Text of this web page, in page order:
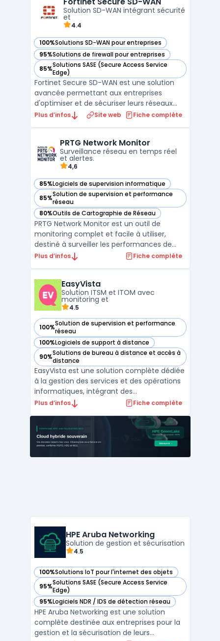
alertes en temps réel, des visualisations
graphiqu ...Solution SD-WAN intégrant sécurité
et
4.4
100%Solutions SD-WAN pour entreprises
— voir Fortinet Secure SD-WAN dans cette catégorie
95%Solutions de firewall pour entreprises
— voir Fortinet Secure SD-WAN dans cette catégorie
85%Solutions SASE (Secure Access Service
Edge)
— voir Fortinet Secure SD-WAN dans cette catégorie
Fortinet Secure SD-WAN est une solution
avancée permettant aux entreprises
d'optimiser et de sécuriser leurs réseaux
étendus (Wide Area Networks). Intégrant
assure une connectivité fiable et
performante tout en protégeant ...
Plus d’infos Site web Fiche complète
PRTG Network Monitor
Surveillance réseau en temps réel
et alertes.
4,6
85%Logiciels de supervision informatique
— voir PRTG Network Monitor dans cette catégorie
85%Solution de supervision et performance
réseau
— voir PRTG Network Monitor dans cette catégorie
80%Outils de Cartographie de Réseau
— voir PRTG Network Monitor dans cette catégorie
PRTG Network Monitor est un outil de
monitoring complet et facile à utiliser,
destiné à surveiller les performances de
votre réseau. Il fournit une vue d'ensemble
ordinateurs, les commutateurs et les
routeurs. Vous pouvez survei ...
Plus d’infos Fiche complète
EasyVista
Solution ITSM et ITOM avec
monitoring et
4.5
100%Solution de supervision et performance
réseau
— voir EasyVista dans cette catégorie
100%Logiciels de support à distance
— voir EasyVista dans cette catégorie
90%Solutions de bureau à distance et accès à
distance
— voir EasyVista dans cette catégorie
EasyVista est une solution complète dédiée
à la gestion des services et des opérations
informatiques, intégrant des
fonctionnalités avancées de ITSM (gestion
opérations IT). Avec ses modules
spécialisés, EasyVista offre aux entreprises
des outils puissants po ...
Plus d’infos Fiche complète
HPE Aruba Networking
Solution de gestion et sécurisation
4.5
100%Solutions IoT pour l'internet des objets
— voir HPE Aruba Networking dans cette catégorie
95%Solutions SASE (Secure Access Service
Edge)
— voir HPE Aruba Networking dans cette catégorie
95%Logiciels NDR / IDS de détection réseau
— voir HPE Aruba Networking dans cette catégorie
HPE Aruba Networking est une solution
complète destinée aux entreprises pour la
gestion et la sécurisation de leurs